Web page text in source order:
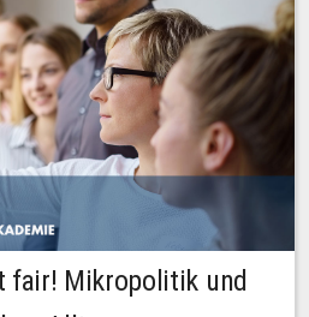
fair! Mikropolitik und